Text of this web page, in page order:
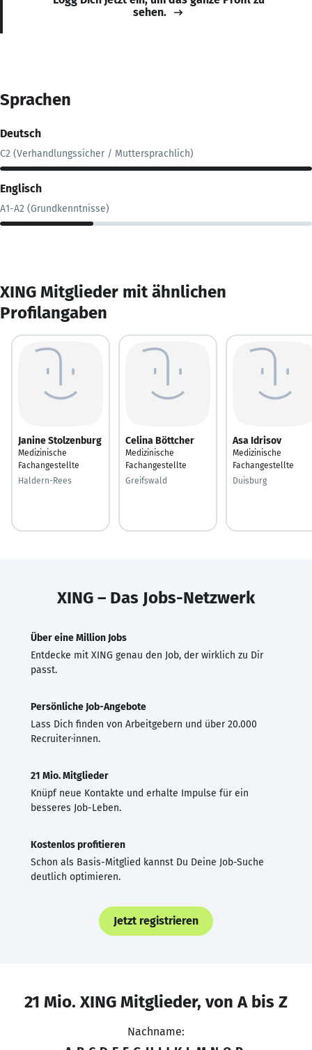
sehen.
Sprachen
Deutsch
C2 (Verhandlungssicher / Muttersprachlich)
Englisch
A1-A2 (Grundkenntnisse)
XING Mitglieder mit ähnlichen
Profilangaben
Janine Stolzenburg
Medizinische
Fachangestellte
Haldern-Rees
Celina Böttcher
Medizinische
Fachangestellte
Greifswald
Asa Idrisov
Medizinische
Fachangestellte
Duisburg
XING – Das Jobs-Netzwerk
Über eine Million Jobs
Entdecke mit XING genau den Job, der wirklich zu Dir
passt.
Persönliche Job-Angebote
Lass Dich finden von Arbeitgebern und über 20.000
Recruiter·innen.
21 Mio. Mitglieder
Knüpf neue Kontakte und erhalte Impulse für ein
besseres Job-Leben.
Kostenlos profitieren
Schon als Basis-Mitglied kannst Du Deine Job-Suche
deutlich optimieren.
Jetzt registrieren
21 Mio. XING Mitglieder, von A bis Z
Nachname: